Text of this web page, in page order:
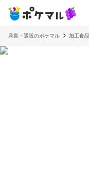
産直・通販のポケマル 加工食品